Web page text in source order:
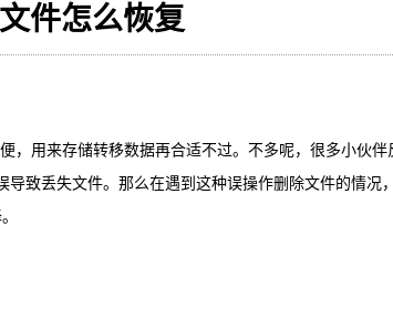
果恢复大
iPhone/iPad数据轻松恢复
件怎么恢复
，用来存储转移数据再合适不过。不多呢，很多小伙伴
致丢失文件。那么在遇到这种误操作删除文件的情况